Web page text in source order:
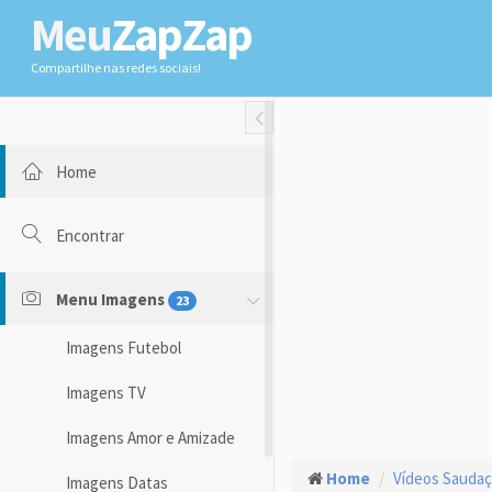
MeuZapZap
Compartilhe nas redes sociais!
Toggle Fullwidth
Home
Encontrar
Menu Imagens 23
Imagens Futebol
Imagens TV
Imagens Amor e Amizade
Imagens Datas Home Vídeos